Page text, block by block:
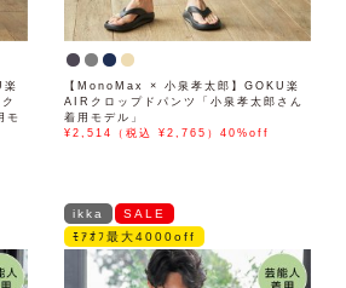
楽
モ
【MonoMax × 小泉孝太郎】GOKU楽
AIRクロップドパンツ「小泉孝太郎さん
着用モデル」
¥2,514（税込 ¥2,765）40%off
ikka
SALE
ﾓｱｵﾌ最大4000off